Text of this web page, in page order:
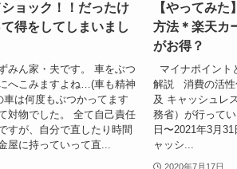
ョック！！だったけ
得をしてしまいまし
みん家・夫です。 車をぶつ
へこみますよね…(車も精神
車は何度もぶつかってます
対物でした。 全て自己責任
すが、自分で直したり時間
屋に持っていって直...
【やってみ
方法＊楽天カ
がお得？
マイナポイント
解説 消費の活性
及 キャッシュレ
務省）が行って
日〜2021年3月
ャッシ...
2020年7月17日